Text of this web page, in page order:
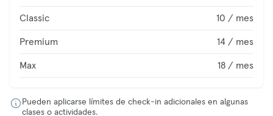
Classic 10 / mes
Premium 14 / mes
Max 18 / mes
Pueden aplicarse límites de check-in adicionales en algunas
clases o actividades.